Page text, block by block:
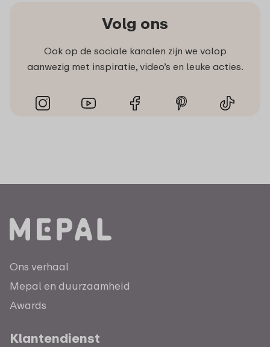
Volg ons
Ook op de sociale kanalen zijn we volop
aanwezig met inspiratie, video’s en leuke acties.
Ons verhaal
Mepal en duurzaamheid
Awards
Klantendienst